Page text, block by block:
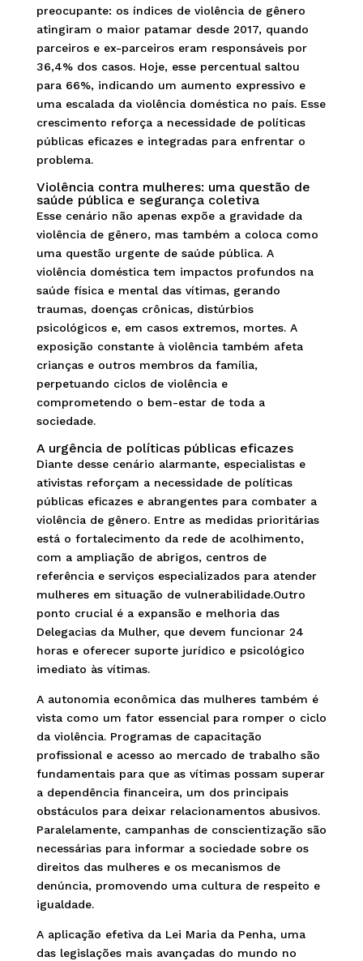
preocupante: os índices de violência de gênero
atingiram o maior patamar desde 2017, quando
parceiros e ex-parceiros eram responsáveis por
36,4% dos casos. Hoje, esse percentual saltou
para 66%, indicando um aumento expressivo e
uma escalada da violência doméstica no país. Esse
crescimento reforça a necessidade de políticas
públicas eficazes e integradas para enfrentar o
problema.
Violência contra mulheres: uma questão de
saúde pública e segurança coletiva
Esse cenário não apenas expõe a gravidade da
violência de gênero, mas também a coloca como
uma questão urgente de saúde pública. A
violência doméstica tem impactos profundos na
saúde física e mental das vítimas, gerando
traumas, doenças crônicas, distúrbios
psicológicos e, em casos extremos, mortes. A
exposição constante à violência também afeta
crianças e outros membros da família,
perpetuando ciclos de violência e
comprometendo o bem-estar de toda a
sociedade.
A urgência de políticas públicas eficazes
Diante desse cenário alarmante, especialistas e
ativistas reforçam a necessidade de políticas
públicas eficazes e abrangentes para combater a
violência de gênero. Entre as medidas prioritárias
está o fortalecimento da rede de acolhimento,
com a ampliação de abrigos, centros de
referência e serviços especializados para atender
mulheres em situação de vulnerabilidade.Outro
ponto crucial é a expansão e melhoria das
Delegacias da Mulher, que devem funcionar 24
horas e oferecer suporte jurídico e psicológico
imediato às vítimas.
A autonomia econômica das mulheres também é
vista como um fator essencial para romper o ciclo
da violência. Programas de capacitação
profissional e acesso ao mercado de trabalho são
fundamentais para que as vítimas possam superar
a dependência financeira, um dos principais
obstáculos para deixar relacionamentos abusivos.
Paralelamente, campanhas de conscientização são
necessárias para informar a sociedade sobre os
direitos das mulheres e os mecanismos de
denúncia, promovendo uma cultura de respeito e
igualdade.
A aplicação efetiva da Lei Maria da Penha, uma
das legislações mais avançadas do mundo no